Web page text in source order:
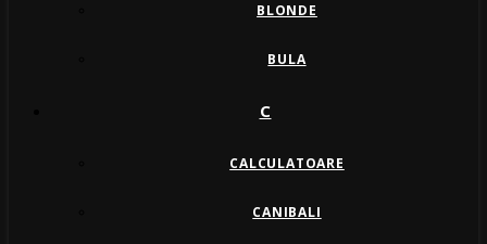
BLONDE
BULA
C
CALCULATOARE
CANIBALI